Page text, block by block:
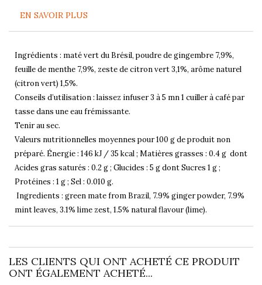
EN SAVOIR PLUS
Ingrédients : maté vert du Brésil, poudre de gingembre 7,9%,
feuille de menthe 7,9%, zeste de citron vert 3,1%, arôme naturel
(citron vert) 1,5%.
Conseils d’utilisation : laissez infuser 3 à 5 mn 1 cuiller à café par
tasse dans une eau frémissante.
Tenir au sec.
Valeurs nutritionnelles moyennes pour 100 g de produit non
préparé. Énergie : 146 kJ / 35 kcal ; Matières grasses : 0.4 g dont
Acides gras saturés : 0.2 g ; Glucides : 5 g dont Sucres 1 g ;
Protéines : 1 g ; Sel : 0.010 g.
Ingredients : green mate from Brazil, 7.9% ginger powder, 7.9%
mint leaves, 3.1% lime zest, 1.5% natural flavour (lime).
LES CLIENTS QUI ONT ACHETÉ CE PRODUIT
ONT ÉGALEMENT ACHETÉ...